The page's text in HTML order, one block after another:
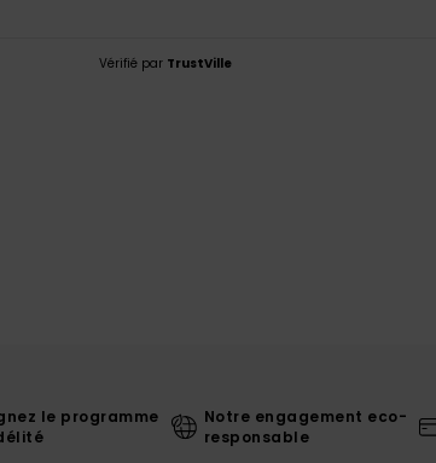
Vérifié par TrustVille
le programme
Notre engagement eco-
responsable